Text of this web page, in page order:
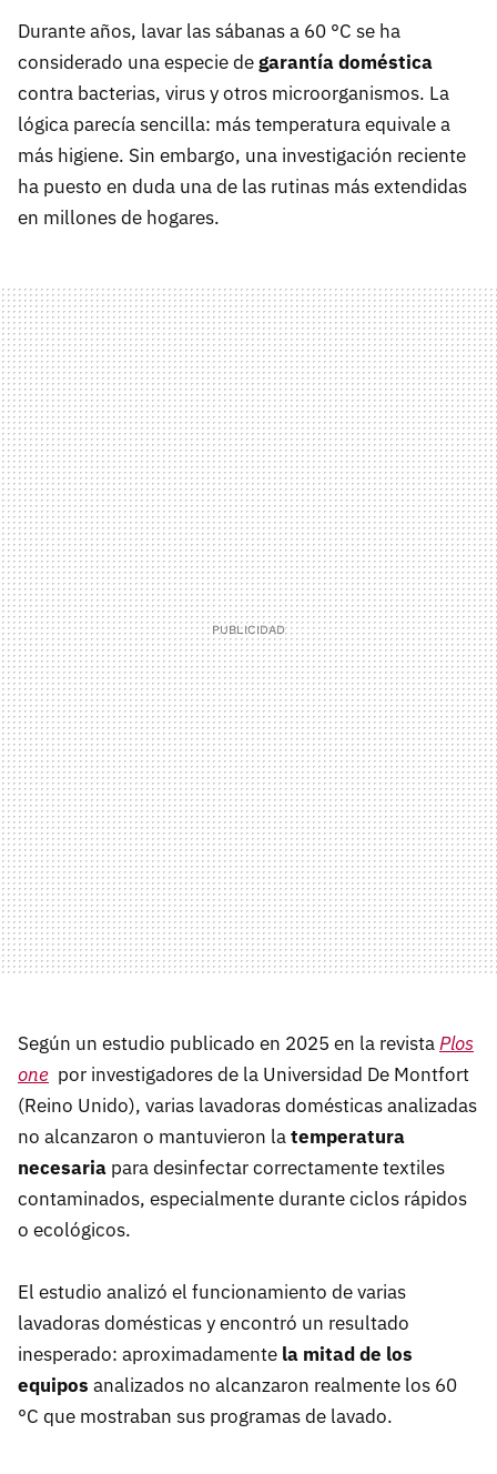
Durante años, lavar las sábanas a 60 °C se ha
considerado una especie degarantía doméstica
contra bacterias, virus y otros microorganismos. La
lógica parecía sencilla: más temperatura equivale a
más higiene. Sin embargo, una investigación reciente
ha puesto en duda una de las rutinas más extendidas
en millones de hogares.
Según un estudio publicado en 2025 en la revistaPlos
one por investigadores de la Universidad De Montfort
(Reino Unido), varias lavadoras domésticas analizadas
no alcanzaron o mantuvieron latemperatura
necesaria para desinfectar correctamente textiles
contaminados, especialmente durante ciclos rápidos
o ecológicos.
El estudio analizó el funcionamiento de varias
lavadoras domésticas y encontró un resultado
inesperado: aproximadamente la mitad de los
equipos analizados no alcanzaron realmente los 60
°C que mostraban sus programas de lavado.